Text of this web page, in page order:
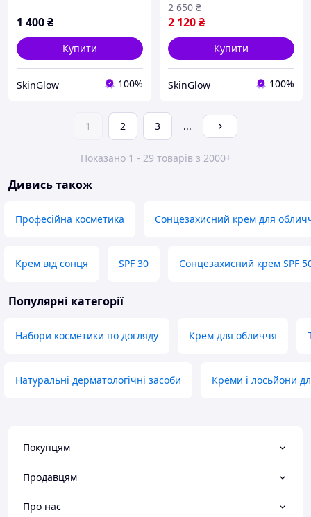
1 400₴
Купити
SkinGlow 100%
2 120₴
2 650 ₴
Купити
SkinGlow 100%
1 2 3 ...
Показано 1 - 29 товарів з 2000+
Дивись також
Професійна косметика Сонцезахисний крем для
Крем від сонця SPF 30 Сонцезахисний крем SPF
Популярні категорії
Набори косметики по догляду Крем для обличчя
Натуральні дерматологічні засоби Креми і лосьйони
Покупцям
Продавцям
Про нас